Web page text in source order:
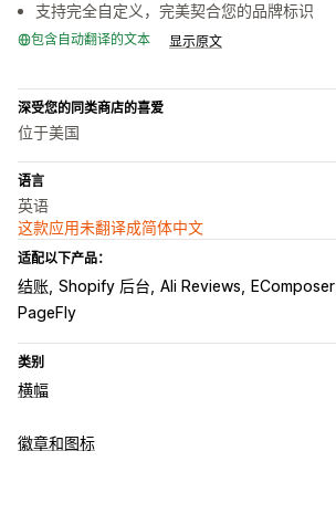
支持完全自定义，完美契合您的品牌标识
包含自动翻译的文本 显示原文
深受您的同类商店的喜爱
位于美国
语言
英语
这款应用未翻译成简体中文
适配以下产品：
结账 Shopify 后台 Ali Reviews EComposer
PageFly
类别
横幅
横幅类型
徽章和图标